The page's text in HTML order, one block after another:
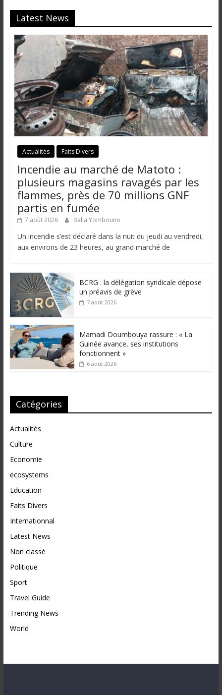
Latest News
Actualités Faits Divers
Incendie au marché de Matoto :
plusieurs magasins ravagés par les
flammes, près de 70 millions GNF
partis en fumée
7 août 2026 Balla Yombouno
Un incendie s’est déclaré dans la nuit du jeudi au vendredi,
aux environs de 23 heures, au grand marché de
BCRG : la délégation syndicale dépose
un préavis de grève
7 août 2026
Mamadi Doumbouya rassure : « La
Guinée avance, ses institutions
fonctionnent »
6 août 2026
Catégories
Actualités
Culture
Economie
ecosystems
Education
Faits Divers
Internationnal
Latest News
Non classé
Politique
Sport
Travel Guide
Trending News
World